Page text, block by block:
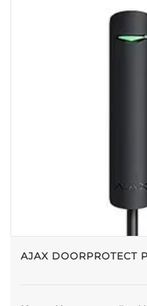
AJAX DOORPROTECT